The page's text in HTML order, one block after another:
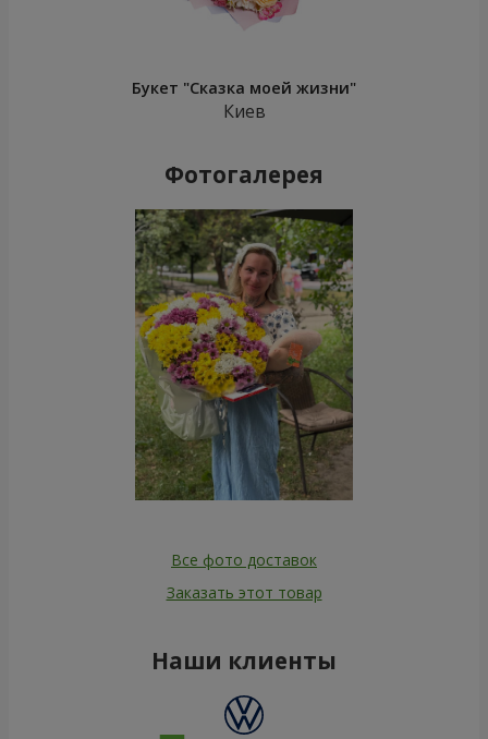
Букет "Сказка моей жизни"
Киев
Фотогалерея
Все фото доставок
Заказать этот товар
Наши клиенты